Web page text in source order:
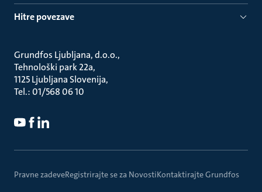
Hitre povezave
Grundfos Ljubljana, d.o.o.
Tehnološki park 22a
1125 Ljubljana Slovenija
Tel.: 01/568 06 10
Pravne zadeveRegistrirajte se za NovostiKontaktirajte Grundfos